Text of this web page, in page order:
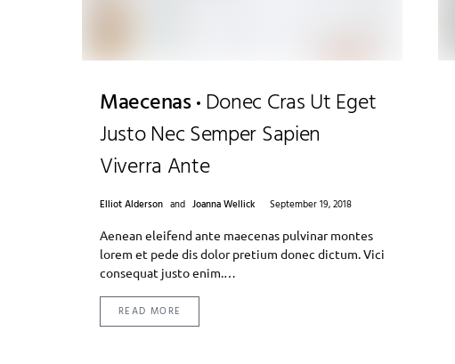
Maecenas Donec Cras Ut Eget
Justo Nec Semper Sapien
Viverra Ante
Elliot Alderson and Joanna Wellick
September 19, 2018
Aenean eleifend ante maecenas pulvinar montes
lorem et pede dis dolor pretium donec dictum. Vici
consequat justo enim.…
READ MORE